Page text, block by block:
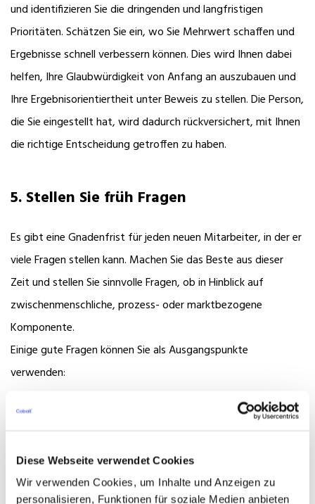
Diese Webseite verwendet Cookies
Wir verwenden Cookies, um Inhalte und Anzeigen zu
personalisieren, Funktionen für soziale Medien anbieten
und identifizieren Sie die dringenden und langfristigen
Prioritäten. Schätzen Sie ein, wo Sie Mehrwert schaffen und
Ergebnisse schnell verbessern können. Dies wird Ihnen dabei
helfen, Ihre Glaubwürdigkeit von Anfang an auszubauen und
Ihre Ergebnisorientiertheit unter Beweis zu stellen. Die Person,
die Sie eingestellt hat, wird dadurch rückversichert, mit Ihnen
die richtige Entscheidung getroffen zu haben.
5. Stellen Sie früh Fragen
Es gibt eine Gnadenfrist für jeden neuen Mitarbeiter, in der er
viele Fragen stellen kann. Machen Sie das Beste aus dieser
Zeit und stellen Sie sinnvolle Fragen, ob in Hinblick auf
zwischenmenschliche, prozess- oder marktbezogene
Komponente.
Einige gute Fragen können Sie als Ausgangspunkte
verwenden:
In meiner Position, worauf würden Sie Ihre
Wie werden Ziele gesetzt/gemessen?
Welche Vision und Strategie verfolgt das
Unternehmen?